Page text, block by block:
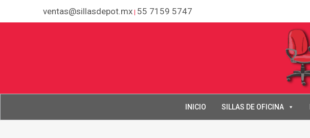
ventas@sillasdepot.mx 55 7159 5747
INICIO SILLAS DE OFICINA